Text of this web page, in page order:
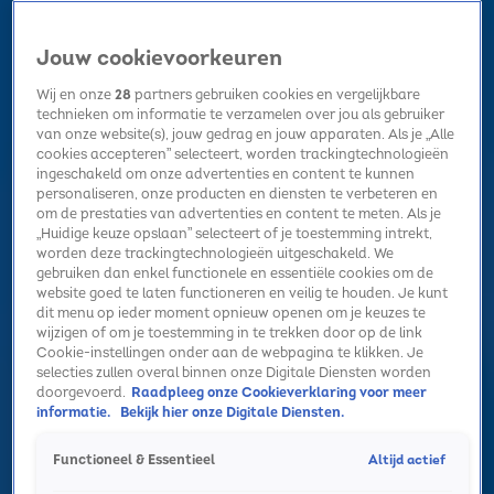
Home Radio luisteren Hitlijsten Acties Kerst Nieuws
Volg Sky Radio
Zoeken
HomeRadio luisterenActies Alle zendersSummer Top 101
Claude over Songfestival-avontuur: ‘Het is
heel gezellig in de groepsapp!’
In een exclusief interview vertelt Claude hoe hij zich
Jouw cookievoorkeuren
Wij en onze28partners gebruiken cookies en vergelijkbare
technieken om informatie te verzamelen over jou als gebruiker
van onze website(s), jouw gedrag en jouw apparaten. Als je „Alle
cookies accepteren” selecteert, worden trackingtechnologieën
ingeschakeld om onze advertenties en content te kunnen
personaliseren, onze producten en diensten te verbeteren en
om de prestaties van advertenties en content te meten. Als je
„Huidige keuze opslaan” selecteert of je toestemming intrekt,
worden deze trackingtechnologieën uitgeschakeld. We
gebruiken dan enkel functionele en essentiële cookies om de
website goed te laten functioneren en veilig te houden. Je kunt
dit menu op ieder moment opnieuw openen om je keuzes te
wijzigen of om je toestemming in te trekken door op de link
Cookie-instellingen onder aan de webpagina te klikken. Je
selecties zullen overal binnen onze Digitale Diensten worden
doorgevoerd. Raadpleeg onze Cookieverklaring voor meer
informatie.
Bekijk hier onze Digitale Diensten.
Functioneel & Essentieel Altijd actief